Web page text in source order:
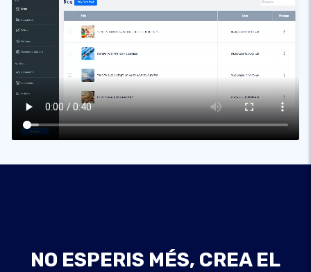
NO ESPERIS MÉS, CREA EL